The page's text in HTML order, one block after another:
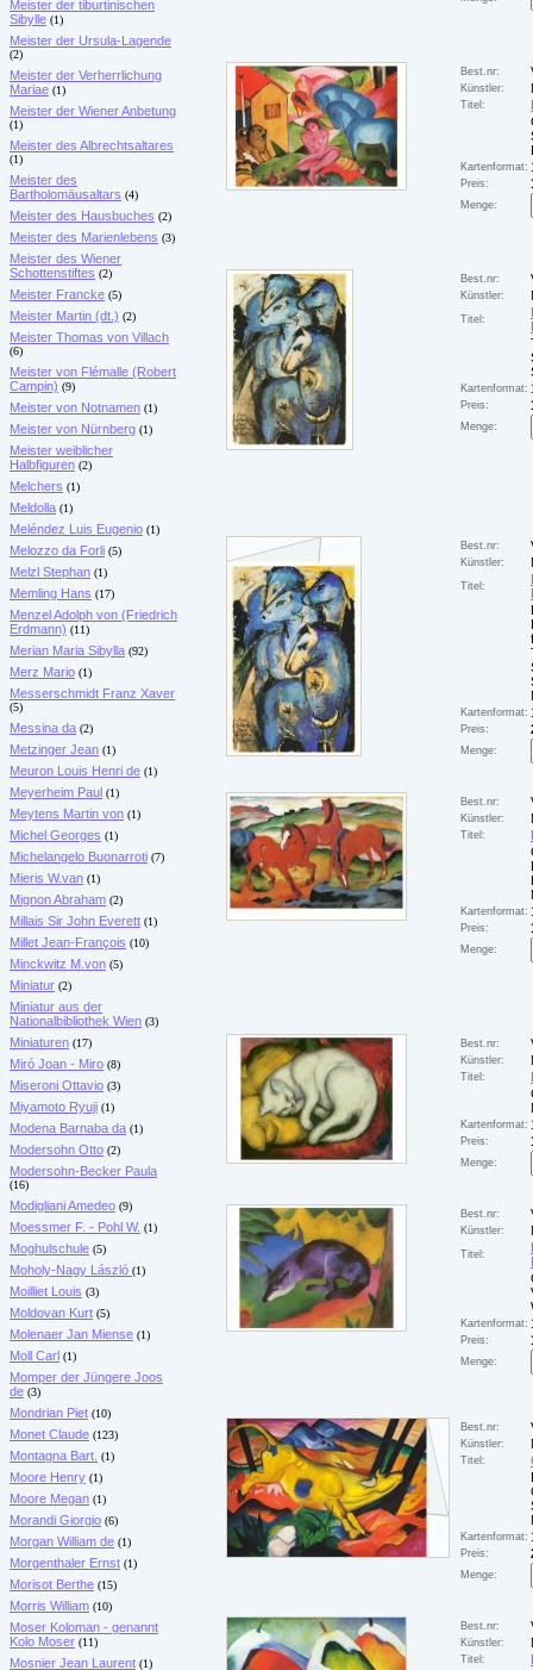
Meister der tiburtinischen
Sibylle (1)
Meister der Ursula-Lagende
(2)
Meister der Verherrlichung
Mariae (1)
Meister der Wiener Anbetung
(1)
Meister des Albrechtsaltares
(1)
Meister des
Bartholomäusaltars (4)
Meister des Hausbuches (2)
Meister des Marienlebens (3)
Meister des Wiener
Schottenstiftes (2)
Meister Francke (5)
Meister Martin (dt.) (2)
Meister Thomas von Villach
(6)
Meister von Flémalle (Robert
Campin) (9)
Meister von Notnamen (1)
Meister von Nürnberg (1)
Meister weiblicher
Halbfiguren (2)
Melchers (1)
Meldolla (1)
Meléndez Luis Eugenio (1)
Melozzo da Forli (5)
Melzl Stephan (1)
Memling Hans (17)
Menzel Adolph von (Friedrich
Erdmann) (11)
Merian Maria Sibylla (92)
Merz Mario (1)
Messerschmidt Franz Xaver
(5)
Messina da (2)
Metzinger Jean (1)
Meuron Louis Henri de (1)
Meyerheim Paul (1)
Meytens Martin von (1)
Michel Georges (1)
Michelangelo Buonarroti (7)
Mieris W.van (1)
Mignon Abraham (2)
Millais Sir John Everett (1)
Millet Jean-François (10)
Minckwitz M.von (5)
Miniatur (2)
Miniatur aus der
Nationalbibliothek Wien (3)
Miniaturen (17)
Miró Joan - Miro (8)
Miseroni Ottavio (3)
Miyamoto Ryuji (1)
Modena Barnaba da (1)
Modersohn Otto (2)
Modersohn-Becker Paula
(16)
Modigliani Amedeo (9)
Moessmer F. - Pohl W. (1)
Moghulschule (5)
Moholy-Nagy László (1)
Moilliet Louis (3)
Moldovan Kurt (5)
Molenaer Jan Miense (1)
Moll Carl (1)
Momper der Jüngere Joos
de (3)
Mondrian Piet (10)
Monet Claude (123)
Montagna Bart. (1)
Moore Henry (1)
Moore Megan (1)
Morandi Giorgio (6)
Morgan William de (1)
Morgenthaler Ernst (1)
Morisot Berthe (15)
Morris William (10)
Moser Koloman - genannt
Kolo Moser (11)
Mosnier Jean Laurent (1)
Best.nr:
Künstler:
Titel:
Kartenformat:
Preis:
Menge:
Best.nr:
Künstler:
Titel:
Kartenformat:
Preis:
Menge:
Best.nr:
Künstler:
Titel:
Kartenformat:
Preis:
Menge:
Best.nr:
Künstler:
Titel:
Kartenformat:
Preis:
Menge:
Best.nr:
Künstler:
Titel:
Kartenformat:
Preis:
Menge:
Best.nr:
Künstler:
Titel:
Kartenformat:
Preis:
Menge:
Best.nr:
Künstler:
Titel:
Kartenformat:
Preis:
Menge:
Best.nr:
Künstler:
Titel: